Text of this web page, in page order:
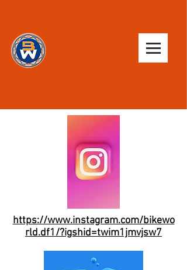
https://www.instagram.com/bikewo
rld.df1/?igshid=twim1jmvjsw7